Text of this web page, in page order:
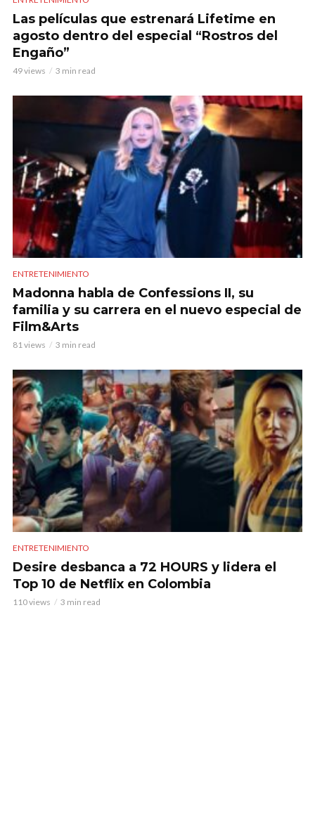
Las películas que estrenará Lifetime en
agosto dentro del especial “Rostros del
Engaño”
49 views 3 min read
ENTRETENIMIENTO
Madonna habla de Confessions II, su
familia y su carrera en el nuevo especial de
Film&Arts
81 views 3 min read
ENTRETENIMIENTO
Desire desbanca a 72 HOURS y lidera el
Top 10 de Netflix en Colombia
110 views 3 min read